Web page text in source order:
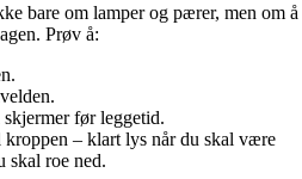
bare om lamper og pærer, men om å
Prøv å:
før leggetid.
– klart lys når du skal være
skal roe ned.